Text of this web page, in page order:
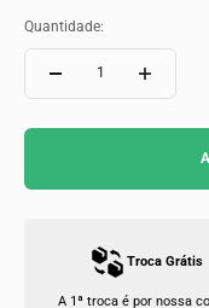
Quantidade:
Troca Grátis
A 1ª troca é por nossa